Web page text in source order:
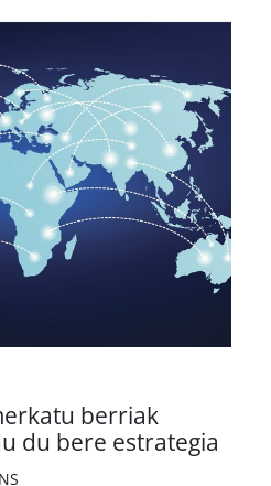
berriak
du bere estrategia